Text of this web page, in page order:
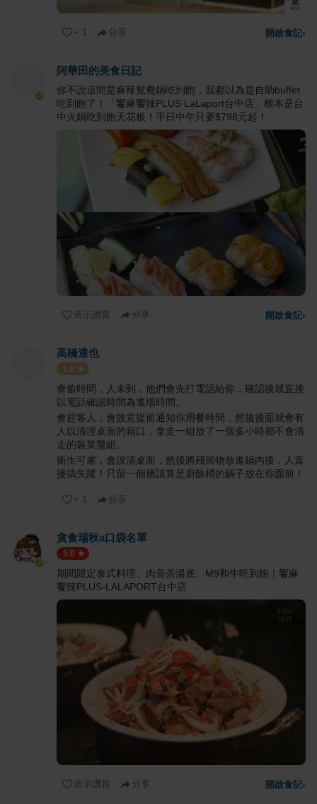
+ 1 分享 開啟食記›
阿華田的美食日記
你不說這間是麻辣鴛鴦鍋吃到飽，我都以為是自助buffet
吃到飽了！「饗麻饗辣PLUS LaLaport台中店」根本是台
中火鍋吃到飽天花板！平日中午只要$798元起！
表示讚賞 分享 開啟食記›
高橋達也
1.0
會偷時間，人未到，他們會先打電話給你，確認後就直接
以電話確認時間為進場時間。
會趕客人，會故意提前通知你用餐時間，然後後面就會有
人以清理桌面的藉口，拿走一組放了一個多小時都不會清
走的裝菜盤組。
衛生可慮，會說清桌面，然後將殘留物放進鍋內後，人直
接搞失蹤！只留一個應該算是廚餘桶的鍋子放在你面前！
+ 1 分享
貪食瑞秋a口袋名單
5.0
期間限定泰式料理、肉骨茶湯底、M9和牛吃到飽｜饗麻
饗辣PLUS-LALAPORT台中店
表示讚賞 分享 開啟食記›